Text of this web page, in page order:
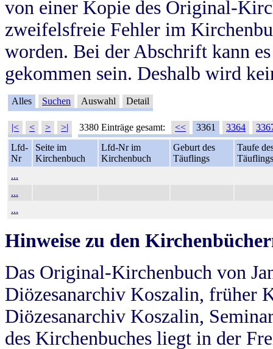
von einer Kopie des Original-
zweifelsfreie Fehler im
worden. Bei der Abschrift kann
gekommen sein. Deshalb wird
Alles Suchen Auswahl Detail
|< < > >| 3380 Einträge gesamt: << 3361 3364
Lfd-
Nr
Seite im
Kirchenbuch
Lfd-Nr im
Kirchenbuch
Geburt des
Täuflings
Taufe
Täuflings
...
...
...
Hinweise zu den
Das Original-Kirchenbuch von
Diözesanarchiv Koszalin, früher
Diözesanarchiv Koszalin,
des Kirchenbuches liegt in der